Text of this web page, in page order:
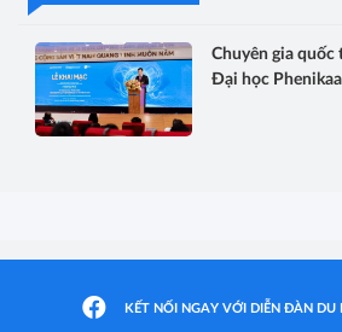
Chuyên gia quốc
Đại học
KẾT NỐI NGAY VỚI DIỄN ĐÀN DU